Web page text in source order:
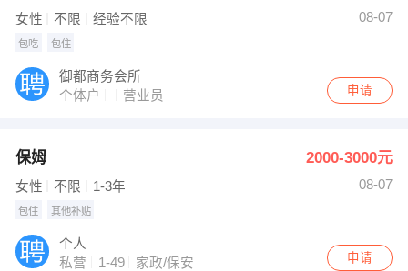
女性 不限 经验不限 08-07
包吃 包住
御都商务会所
个体户
营业员 申请
保姆 2000-3000元
女性 不限 1-3年 08-07
包住 其他补贴
个人
私营
1-49 家政/保安 申请